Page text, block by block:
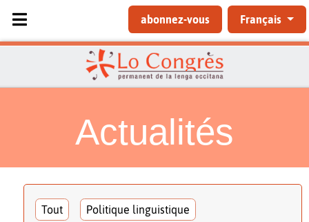
Sélectionnez votre langue
abonnez-vous Français
Actualités
Tout Politique linguistique